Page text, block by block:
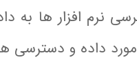
نرم افزار ها به
مورد داده و دسترسی